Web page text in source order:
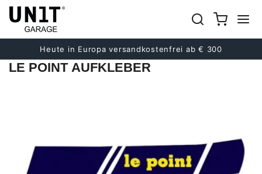
Heute in Europa versandkostenfrei ab € 300
früher
Nächster
LE POINT AUFKLEBER